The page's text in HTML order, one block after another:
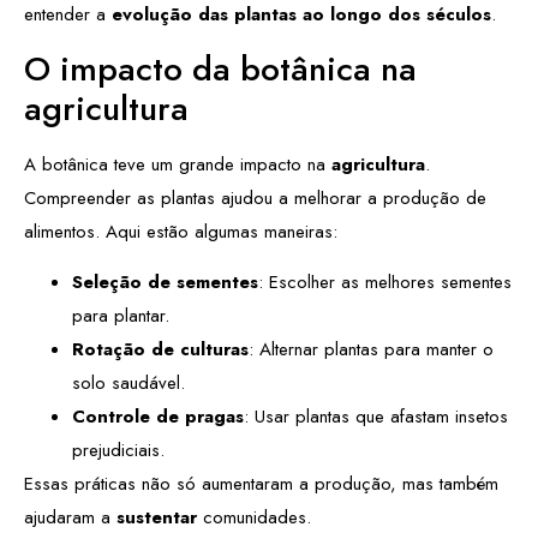
entender a evolução das plantas ao longo dos séculos.
O impacto da botânica na
agricultura
A botânica teve um grande impacto na agricultura.
Compreender as plantas ajudou a melhorar a produção de
alimentos. Aqui estão algumas maneiras:
Seleção de sementes: Escolher as melhores sementes
para plantar.
Rotação de culturas: Alternar plantas para manter o
solo saudável.
Controle de pragas: Usar plantas que afastam insetos
prejudiciais.
Essas práticas não só aumentaram a produção, mas também
ajudaram a sustentarcomunidades.